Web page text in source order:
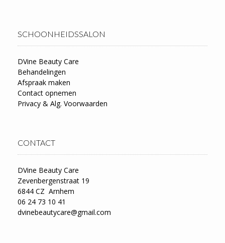
SCHOONHEIDSSALON
DVine Beauty Care
Behandelingen
Afspraak maken
Contact opnemen
Privacy & Alg. Voorwaarden
CONTACT
DVine Beauty Care
Zevenbergenstraat 19
6844 CZ Arnhem
06 24 73 10 41
dvinebeautycare@gmail.com